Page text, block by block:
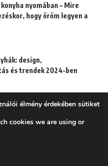
nyomában – Mire
hogy öröm legyen a
design,
és trendek 2024-ben
technikák: Layering
élmény érdekében sütiket
cookies we are using or